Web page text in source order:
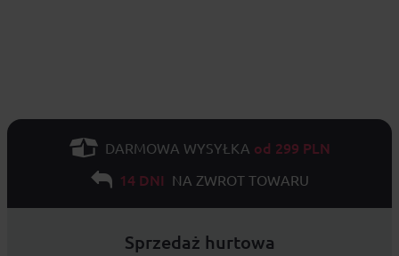
DARMOWA WYSYŁKA od 299 PLN
14 DNI NA ZWROT TOWARU
Sprzedaż hurtowa